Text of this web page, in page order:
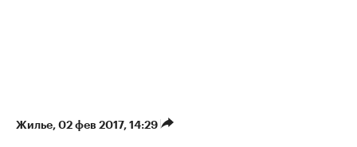
Жилье⁠, 02 фев 2017, 14:29